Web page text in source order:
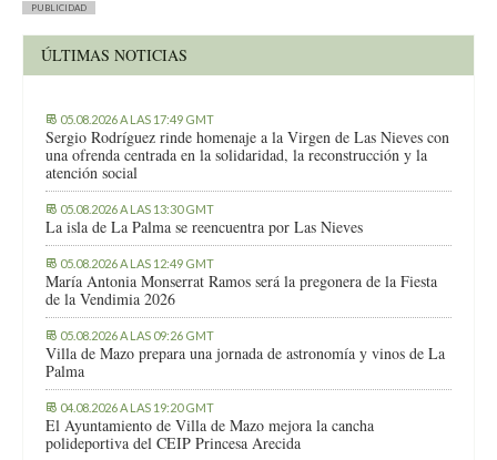
PUBLICIDAD
ÚLTIMAS NOTICIAS
05.08.2026 A LAS 17:49 GMT
Sergio Rodríguez rinde homenaje a la Virgen de Las Nieves con
una ofrenda centrada en la solidaridad, la reconstrucción y la
atención social
05.08.2026 A LAS 13:30 GMT
La isla de La Palma se reencuentra por Las Nieves
05.08.2026 A LAS 12:49 GMT
María Antonia Monserrat Ramos será la pregonera de la Fiesta
de la Vendimia 2026
05.08.2026 A LAS 09:26 GMT
Villa de Mazo prepara una jornada de astronomía y vinos de La
Palma
04.08.2026 A LAS 19:20 GMT
El Ayuntamiento de Villa de Mazo mejora la cancha
polideportiva del CEIP Princesa Arecida